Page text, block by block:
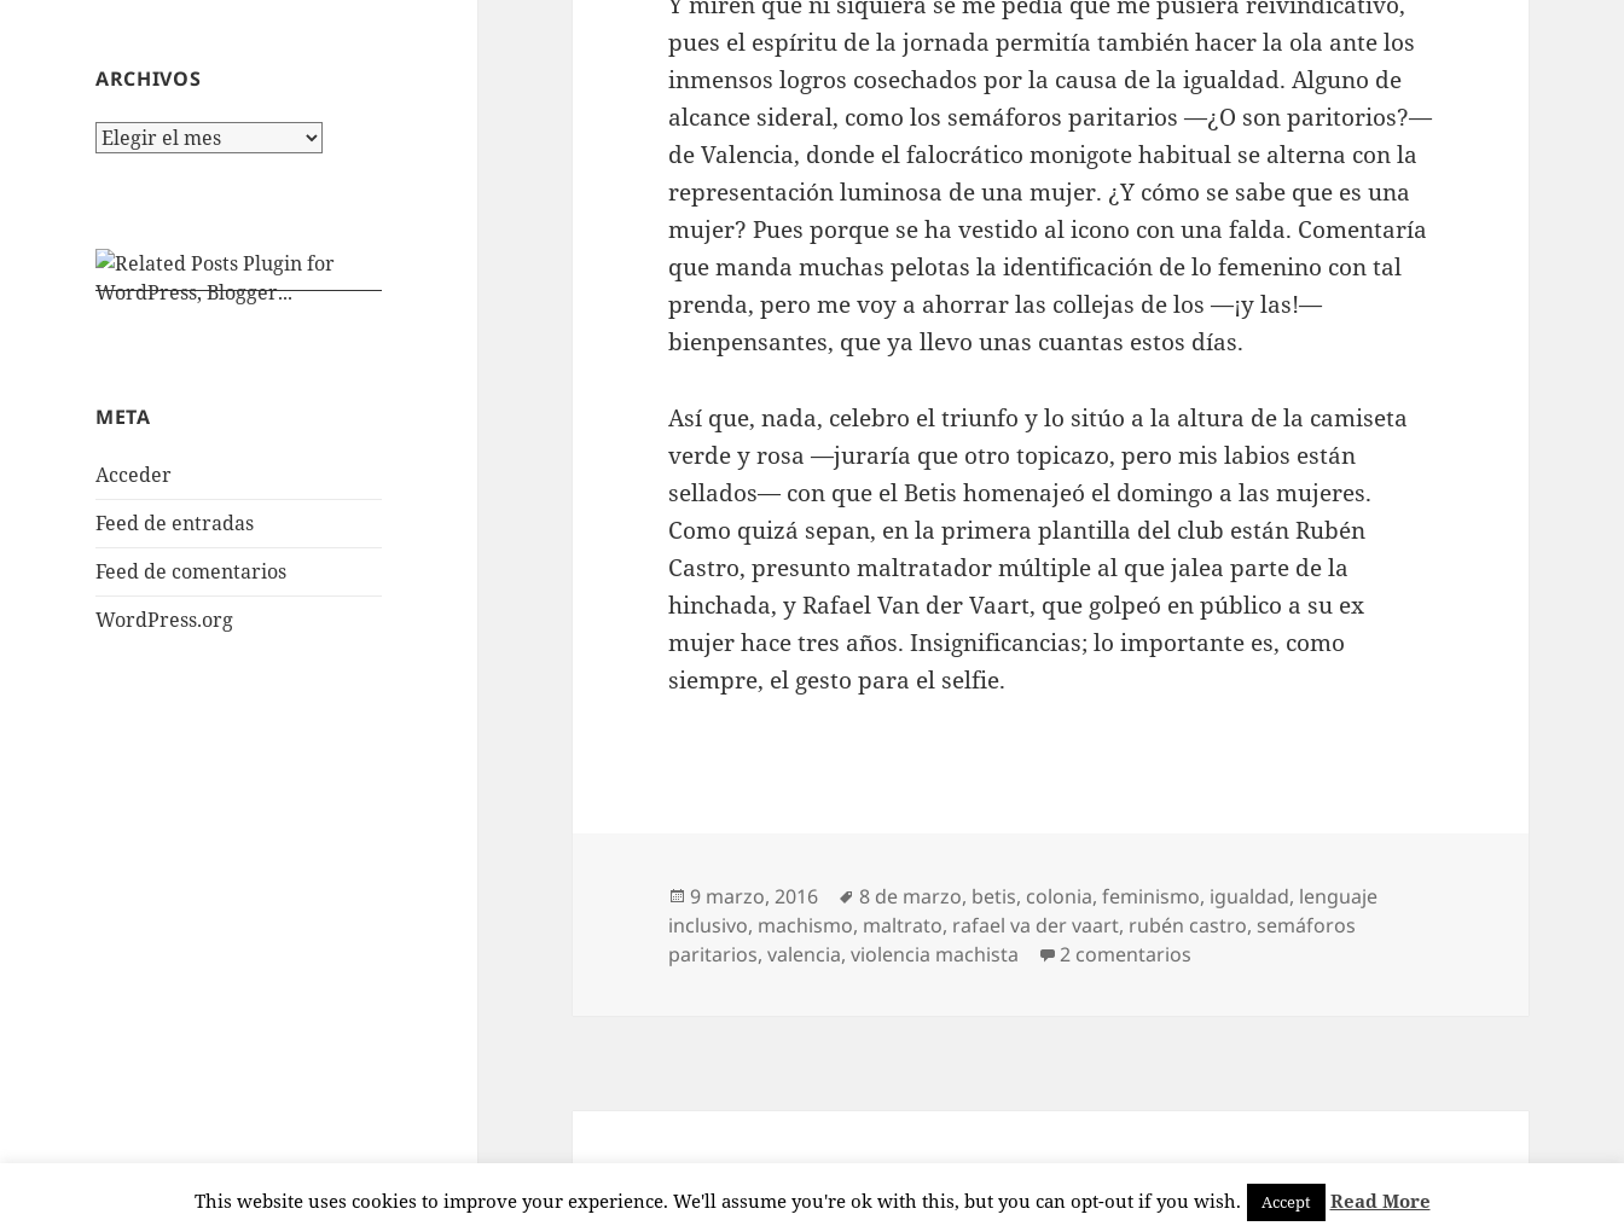
ARCHIVOS
Archivos
META
Acceder
Feed de entradas
Feed de comentarios
WordPress.org
pues el espíritu de la jornada permitía también hacer la ola ante los
inmensos logros cosechados por la causa de la igualdad. Alguno de
alcance sideral, como los semáforos paritarios —¿O son paritorios?—
de Valencia, donde el falocrático monigote habitual se alterna con la
representación luminosa de una mujer. ¿Y cómo se sabe que es una
mujer? Pues porque se ha vestido al icono con una falda. Comentaría
que manda muchas pelotas la identificación de lo femenino con tal
prenda, pero me voy a ahorrar las collejas de los —¡y las!—
bienpensantes, que ya llevo unas cuantas estos días.
Así que, nada, celebro el triunfo y lo sitúo a la altura de la camiseta
verde y rosa —juraría que otro topicazo, pero mis labios están
sellados— con que el Betis homenajeó el domingo a las mujeres.
Como quizá sepan, en la primera plantilla del club están Rubén
Castro, presunto maltratador múltiple al que jalea parte de la
hinchada, y Rafael Van der Vaart, que golpeó en público a su ex
mujer hace tres años. Insignificancias; lo importante es, como
siempre, el gesto para el selfie.
Publicado
el
9 marzo, 2016 Etiquetas
8 de marzo, betis, colonia,feminismo, igualdad, lenguaje
inclusivo, machismo, maltrato, rafael va der vaart, rubén castro, semáforos
paritarios,valencia,violencia machista 2 comentarios
This website uses cookies to improve your experience. We'll assume you're ok with this, but you can opt-out if you wish. Accept Read More